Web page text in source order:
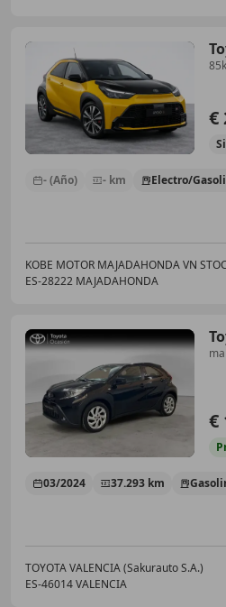
€
- (Año) - km Electro/
KOBE MOTOR MAJADAHONDA VN
ES-28222 MAJADAHONDA
€
03/2024 37.293 km
TOYOTA VALENCIA (Sakurauto S.A.)
ES-46014 VALENCIA